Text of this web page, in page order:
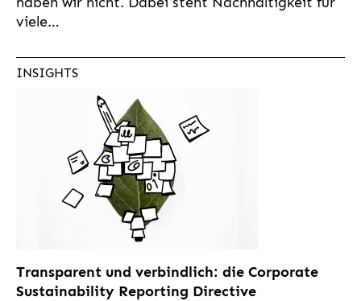
viele…
Transparent und verbindlich: die Corporate
Sustainability Reporting Directive
INSIGHTS